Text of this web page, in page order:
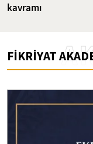
kavramı
FİKRİYAT